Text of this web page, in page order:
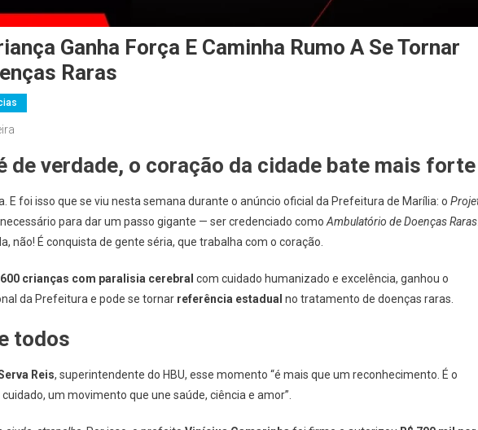
Ganha Força E Caminha Rumo A Se Tornar
Raras
de verdade, o coração da cidade bate mais forte
E foi isso que se viu nesta semana durante o anúncio oficial da Prefeitura de Marília: o
para dar um passo gigante — ser credenciado como Ambulatório de Doenças Raras
não! É conquista de gente séria, que trabalha com o coração.
600 crianças com paralisia cerebral com cuidado humanizado e excelência, ganhou o
da Prefeitura e pode se tornar referência estadual no tratamento de doenças raras.
todos
Reis, superintendente do HBU, esse momento “é mais que um reconhecimento. É o
um movimento que une saúde, ciência e amor”.